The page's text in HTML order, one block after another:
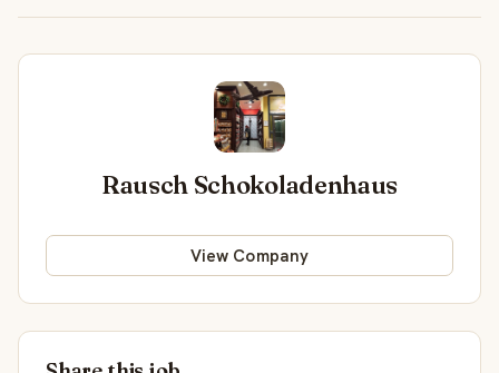
Rausch Schokoladenhaus
View Company